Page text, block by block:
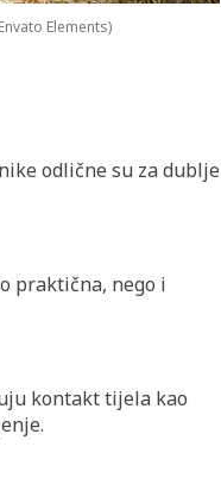
Elements)
odlične su za dublje
praktična, nego i
kontakt tijela kao